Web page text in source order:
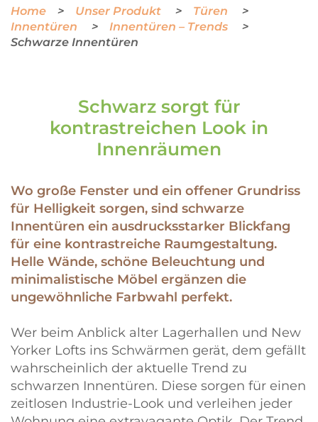
Home Unser Produkt
Türen
Innentüren
Innentüren – Trends
Schwarze Innentüren
Schwarz sorgt für
kontrastreichen Look in
Innenräumen
Wo große Fenster und ein offener Grundriss
für Helligkeit sorgen, sind schwarze
Innentüren ein ausdrucksstarker Blickfang
für eine kontrastreiche Raumgestaltung.
Helle Wände, schöne Beleuchtung und
minimalistische Möbel ergänzen die
ungewöhnliche Farbwahl perfekt.
Wer beim Anblick alter Lagerhallen und New
Yorker Lofts ins Schwärmen gerät, dem gefällt
wahrscheinlich der aktuelle Trend zu
schwarzen Innentüren. Diese sorgen für einen
zeitlosen Industrie-Look und verleihen jeder